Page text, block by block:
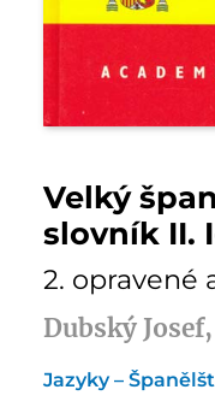
Velký
slovník II.
2. opravené
Dubský
Jazyky –